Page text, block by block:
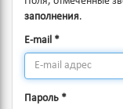
заполнения.
E-mail *
Пароль *